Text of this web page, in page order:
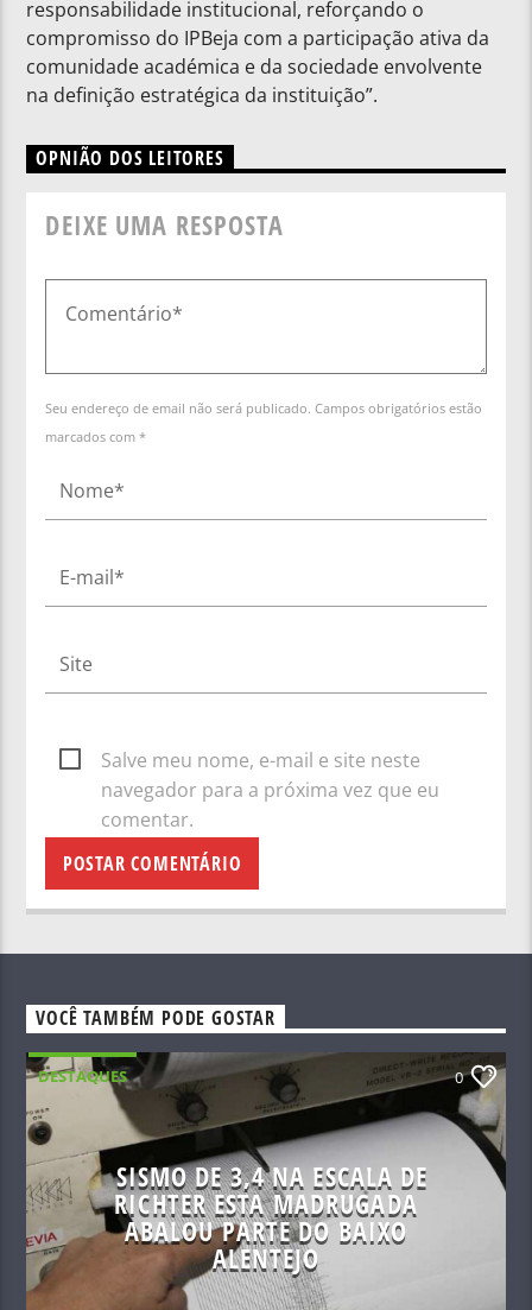
responsabilidade institucional, reforçando o
compromisso do IPBeja com a participação ativa da
comunidade académica e da sociedade envolvente
na definição estratégica da instituição”.
OPNIÃO DOS LEITORES
DEIXE UMA RESPOSTA
Seu endereço de email não será publicado. Campos obrigatórios estão
marcados com *
Salve meu nome, e-mail e site neste
navegador para a próxima vez que eu
comentar.
VOCÊ TAMBÉM PODE GOSTAR
DESTAQUES 0
SISMO DE 3,4 NA ESCALA DE
RICHTER ESTA MADRUGADA
ABALOU PARTE DO BAIXO
ALENTEJO